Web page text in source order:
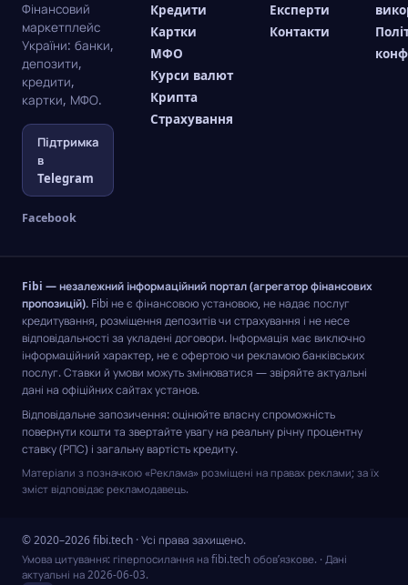
Фінансовий
маркетплейс
України: банки,
депозити,
кредити,
картки, МФО.
Підтримка
в
Telegram
Facebook
Кредити
Картки
МФО
Курси валют
Крипта
Страхування
Експерти
Контакти
Fibi — незалежний інформаційний портал (агрегатор фінансових
пропозицій). Fibi не є фінансовою установою, не надає послуг
кредитування, розміщення депозитів чи страхування і не несе
відповідальності за укладені договори. Інформація має виключно
інформаційний характер, не є офертою чи рекламою банківських
послуг. Ставки й умови можуть змінюватися — звіряйте актуальні
дані на офіційних сайтах установ.
Відповідальне запозичення: оцінюйте власну спроможність
повернути кошти та звертайте увагу на реальну річну процентну
ставку (РПС) і загальну вартість кредиту.
Матеріали з позначкою «Реклама» розміщені на правах реклами; за їх
зміст відповідає рекламодавець.
© 2020–2026 fibi.tech · Усі права захищено.
Умова цитування: гіперпосилання на fibi.tech обов’язкове. · Дані
актуальні на 2026-06-03.